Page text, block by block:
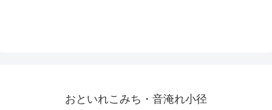
おといれこみち・音淹れ小径